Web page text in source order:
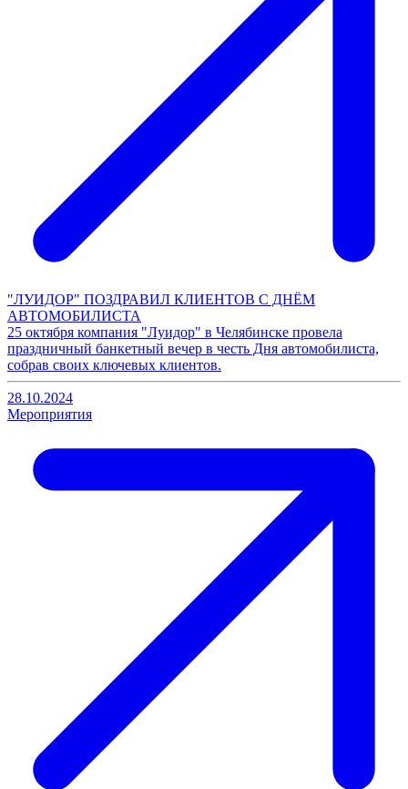
"ЛУИДОР" ПОЗДРАВИЛ КЛИЕНТОВ С ДНЁМ
АВТОМОБИЛИСТА
25 октября компания "Луидор" в Челябинске провела
праздничный банкетный вечер в честь Дня автомобилиста,
собрав своих ключевых клиентов.
28.10.2024
Мероприятия